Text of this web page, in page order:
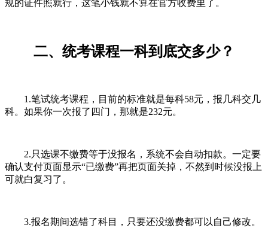
规的证件照就行，这笔小钱就不算在官方收费里了。
二、统考课程一科到底交多少？
1.笔试统考课程，目前的标准就是每科58元，报几科交几
科。如果你一次报了四门，那就是232元。
2.只选课不缴费等于没报名，系统不会自动扣款。一定要
确认支付页面显示“已缴费”再把页面关掉，不然到时候没报上
可就白复习了。
3.报名期间选错了科目，只要还没缴费都可以自己修改。